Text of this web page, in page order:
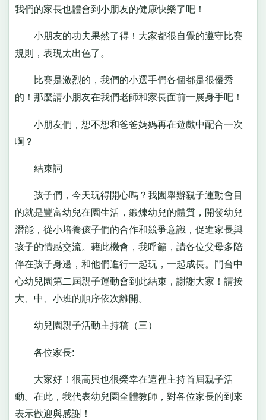
我們的家長也體會到小朋友的健康快樂了吧！
小朋友的功夫果然了得！大家都很自覺的遵守比賽
規則，表現太出色了。
比賽是激烈的，我們的小選手們各個都是很優秀
的！那麼請小朋友在我們老師和家長面前一展身手吧！
小朋友們，想不想和爸爸媽媽再在遊戲中配合一次
啊？
結束詞
孩子們，今天玩得開心嗎？我園舉辦親子運動會目
的就是豐富幼兒在園生活，鍛煉幼兒的體質，開發幼兒
潛能，從小培養孩子們的合作和競爭意識，促進家長與
孩子的情感交流。藉此機會，我呼籲，請各位父母多陪
伴在孩子身邊，和他們進行一起玩，一起成長。門台中
心幼兒園第二屆親子運動會到此結束，謝謝大家！請按
大、中、小班的順序依次離開。
幼兒園親子活動主持稿（三）
各位家長:
大家好！很高興也很榮幸在這裡主持首屆親子活
動。在此，我代表幼兒園全體教師，對各位家長的到來
表示歡迎與感謝！